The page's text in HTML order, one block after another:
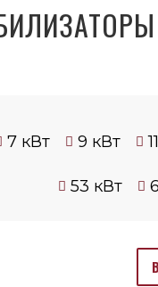
7 кВт 9 кВт
53 кВт